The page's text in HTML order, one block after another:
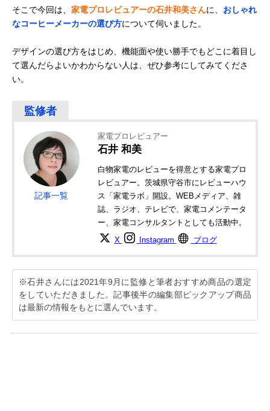
そこで今回は、 家電プロレビュアーの石井和美さんに、 おしゃれ
なコーヒーメーカーの選び方について伺いました。
デザインの選び方をはじめ、機能面や使い勝手でもどこに着目し
て選んだらよいかわからない人は、ぜひ参考にしてみてくださ
い。
記事一覧
家電プロレビュアー
石井 和美
白物家電のレビューを得意とする家電プロ
レビュアー。茨城県守谷市にレビューハウ
ス「家電ラボ」開設。WEBメディア、雑
誌、ラジオ、テレビで、家電コメンテータ
ー、家電コンサルタントとしても活動中。
X Instagram ブログ
※石井さんには2021年9月に監修と筆者おすすめ商品の選定
をしていただきました。記事後半の編集部ピックアップ商品
は最新の情報をもとに選んでいます。